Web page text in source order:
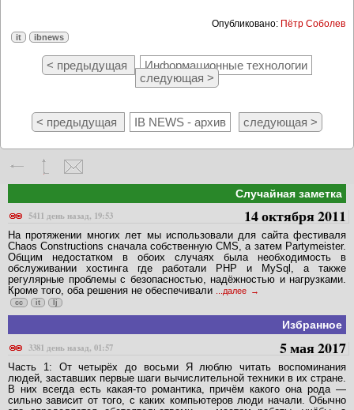
Опубликовано: Пётр Соболев
it ibnews
< предыдущая
Информационные технологии
следующая >
< предыдущая IB NEWS - архив следующая >
Случайная заметка
5411 день назад, 19:53
14 октября 2011
На протяжении многих лет мы использовали для сайта фестиваля
Chaos Constructions сначала собственную CMS, а затем Partymeister.
Общим недостатком в обоих случаях была необходимость в
обслуживании хостинга где работали PHP и MySql, а также
регулярные проблемы с безопасностью, надёжностью и нагрузками.
Кроме того, оба решения не обеспечивали
...далее
cc it lj
Избранное
3381 день назад, 01:57
5 мая 2017
Часть 1: От четырёх до восьми Я люблю читать воспоминания
людей, заставших первые шаги вычислительной техники в их стране.
В них всегда есть какая-то романтика, причём какого она рода —
сильно зависит от того, с каких компьютеров люди начали. Обычно